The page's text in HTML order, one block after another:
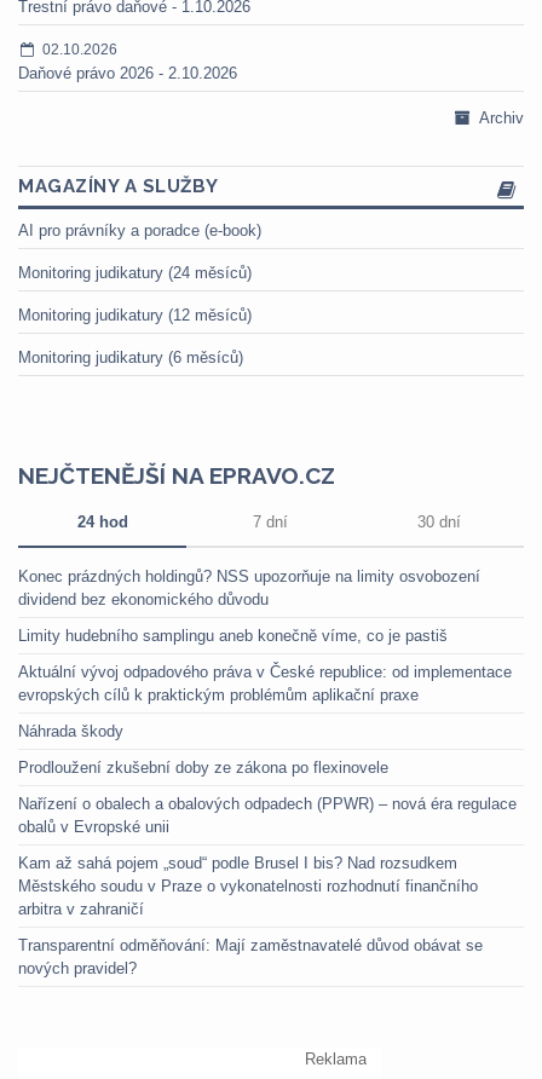
Trestní právo daňové - 1.10.2026
02.10.2026
Daňové právo 2026 - 2.10.2026
Archiv
MAGAZÍNY A SLUŽBY
AI pro právníky a poradce (e-book)
Monitoring judikatury (24 měsíců)
Monitoring judikatury (12 měsíců)
Monitoring judikatury (6 měsíců)
NEJČTENĚJŠÍ NA EPRAVO.CZ
24 hod 7 dní 30 dní
Konec prázdných holdingů? NSS upozorňuje na limity osvobození
dividend bez ekonomického důvodu
Limity hudebního samplingu aneb konečně víme, co je pastiš
Aktuální vývoj odpadového práva v České republice: od implementace
evropských cílů k praktickým problémům aplikační praxe
Náhrada škody
Prodloužení zkušební doby ze zákona po flexinovele
Nařízení o obalech a obalových odpadech (PPWR) – nová éra regulace
obalů v Evropské unii
Kam až sahá pojem „soud“ podle Brusel I bis? Nad rozsudkem
Městského soudu v Praze o vykonatelnosti rozhodnutí finančního
arbitra v zahraničí
Transparentní odměňování: Mají zaměstnavatelé důvod obávat se
nových pravidel?